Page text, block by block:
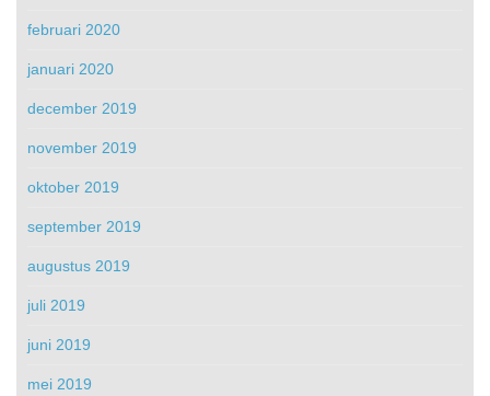
februari 2020
januari 2020
december 2019
november 2019
oktober 2019
september 2019
augustus 2019
juli 2019
juni 2019
mei 2019